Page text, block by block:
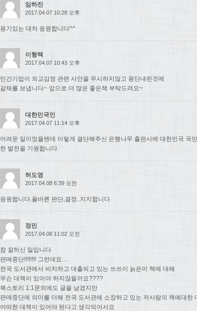
임하진
2017.04.07 10:28 오후
용기있는 대처 응원합니다^^
이형택
2017.04.07 10:43 오후
민간기업이 외교감정 관련 사안을 무시하지않고 용단내린것에
갈채를 보냅니다~ 앞으로 더 많은 좋은책 부탁드려요~
대한민국인
2017.04.07 11:14 오후
어려운 일이었을텐데 이렇게 결단해주신 은행나무 출판사에 대한민국 국
한 발전을 기원합니다.
허도영
2017.04.08 6:39 오전
응원합니다.올바른 판단,결정..지지합니다
정민
2017.04.08 11:02 오전
참 잘하신 일입니다
판매중단!!!!!!!! 그런데요…
전국 도서관에서 비치하고 대출되고 있는 쓰쓰이 늙은이 책에 대해
무슨 대책이 있어야 하지않을까요????
북스토리 1:1문의에도 글을 남겼지만
판매중단에 의미를 더해 전국 도서관에 소장하고 있는 저사람의 책에대한
어떠한 대책이 있어야 된다고 생각되어서요